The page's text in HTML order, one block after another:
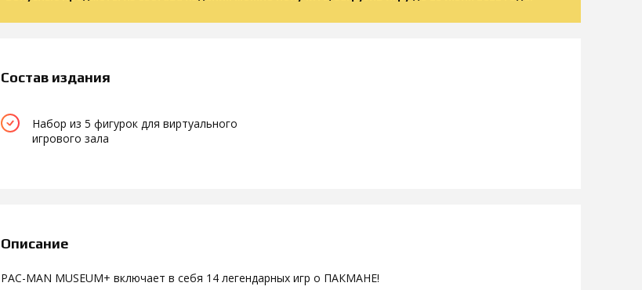
Состав издания
Набор из 5 фигурок для виртуального
игрового зала
Описание
PAC-MAN MUSEUM+ включает в себя 14 легендарных игр о ПАКМАНЕ!